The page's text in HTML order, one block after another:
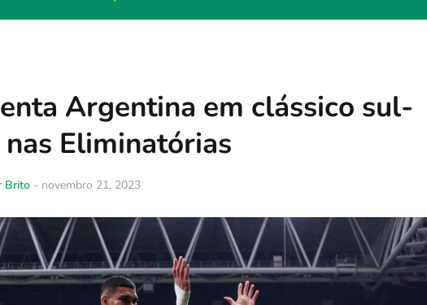
Argentina em clássico sul-
Eliminatórias
Brito - novembro 21, 2023